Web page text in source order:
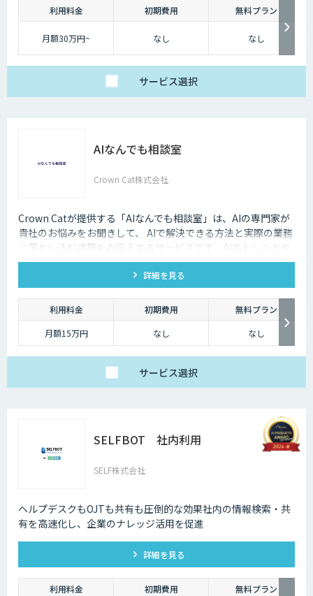
たちは、コンサル×開発×AIの力で、現場に寄り添った 『ちょ
うどいいDX』を実現します。
利用料金 初期費用 無料プラン
月額30万円~ なし なし
サービス選択
AIなんでも相談室
Crown Cat株式会社
Crown Catが提供する「AIなんでも相談室」は、AIの専門家が
貴社のお悩みをお聞きして、 AIで解決できる方法と実際の業務
に落とし込む道筋をお伝えするサービスです。AIのトレンドや
最新の事例はもちろん、自社にあった活用を安価にクイックに
詳細を見る
利用料金 初期費用
無料プラン
月額15万円
なし なし
サービス選択
SELFBOT 社内利用
SELF株式会社
ヘルプデスクもOJTも共有も圧倒的な効果社内の情報検索・共
有を高速化し、企業のナレッジ活用を促進
詳細を見る
利用料金 初期費用
無料プラン